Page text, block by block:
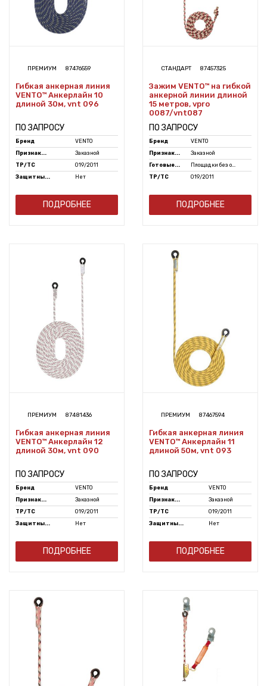
ПРЕМИУМ 87476559
Гибкая анкерная линия
VENTO™ Анкерлайн 10
длиной 30м, vnt 096
ПО ЗАПРОСУ
Бренд
VENTO
Признак...
Заказной
ТР/ТС
019/2011
Защитны...
Нет
ПОДРОБНЕЕ
СТАНДАРТ 87457325
Зажим VENTO™ на гибкой
анкерной линии длиной
15 метров, vpro
0087/vnt087
ПО ЗАПРОСУ
Бренд
VENTO
Признак...
Заказной
Готовые...
Площадки без о...
ТР/ТС
019/2011
ПОДРОБНЕЕ
ПРЕМИУМ 87481436
Гибкая анкерная линия
VENTO™ Анкерлайн 12
длиной 30м, vnt 090
ПО ЗАПРОСУ
Бренд
VENTO
Признак...
Заказной
ТР/ТС
019/2011
Защитны...
Нет
ПОДРОБНЕЕ
ПРЕМИУМ 87467594
Гибкая анкерная линия
VENTO™ Анкерлайн 11
длиной 50м, vnt 093
ПО ЗАПРОСУ
Бренд
VENTO
Признак...
Заказной
ТР/ТС
019/2011
Защитны...
Нет
ПОДРОБНЕЕ